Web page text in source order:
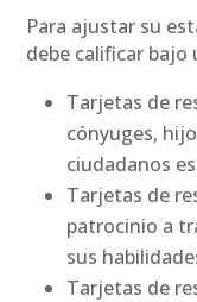
Para ajustar su
debe calificar bajo
Tarjetas de
cónyuges,
ciudadanos
Tarjetas de
patrocinio a
sus
Tarjetas de